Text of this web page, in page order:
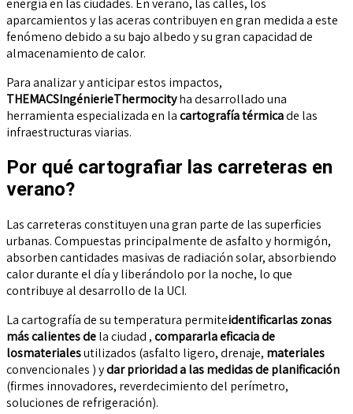
energía en las ciudades. En verano, las calles, los
aparcamientos y las aceras contribuyen en gran medida a este
fenómeno debido a su bajo albedo y su gran capacidad de
almacenamiento de calor.
Para analizar y anticipar estos impactos,
THEMACSIngénierieThermocityhadesarrolladouna
herramienta especializadaen lacartografía térmicade las
infraestructuras viarias.
Por qué cartografiar las carreteras en
verano?
Las carreteras constituyen una gran parte de las superficies
urbanas. Compuestas principalmente de asfalto y hormigón,
absorben cantidades masivas de radiación solar, absorbiendo
calor durante el día y liberándolo por la noche, lo que
contribuye al desarrollo de la UCI.
La cartografía de su temperatura permiteidentificarlas zonas
más calientes dela ciudad ,compararla eficacia de
losmaterialesutilizados (asfalto ligero, drenaje, materiales
convencionales ) ydar prioridad a las medidas de planificación
(firmes innovadores, reverdecimiento del perímetro,
soluciones de refrigeración).